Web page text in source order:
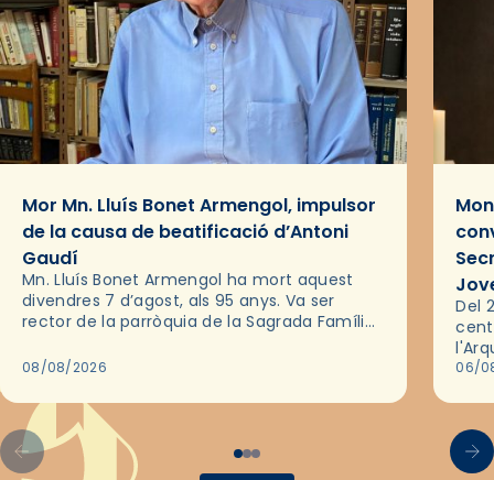
Mor Mn. Lluís Bonet Armengol, impulsor
de la causa de beatificació d’Antoni
Gaudí
Mn. Lluís Bonet Armengol ha mort aquest
divendres 7 d’agost, als 95 anys. Va ser
rector de la parròquia de la Sagrada Família
2018,…
08/08/2026
Del
les
06/